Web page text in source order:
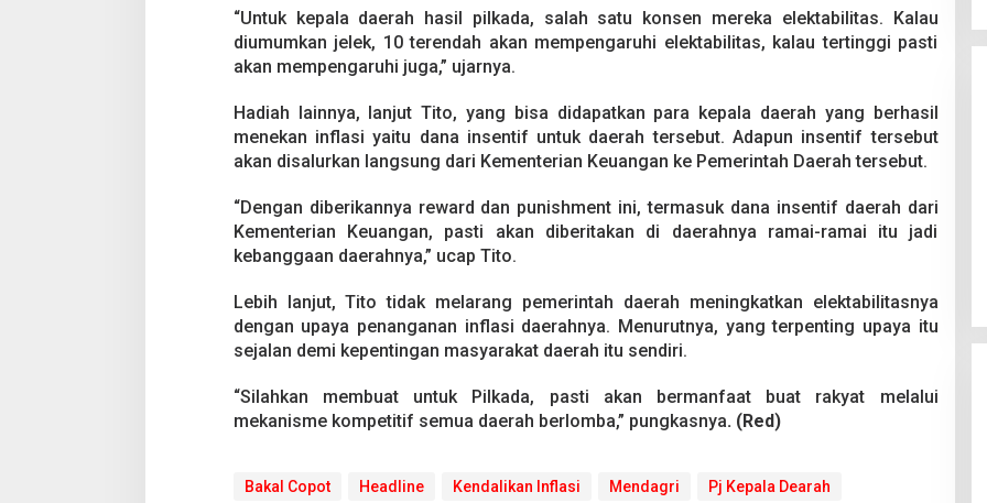
y
a
g
i
d
a
a
m
p
K
n
d
l
i
I
“Untuk kepala daerah hasil pilkada, salah satu konsen mereka elektabilitas. Kalau
diumumkan jelek, 10 terendah akan mempengaruhi elektabilitas, kalau tertinggi pasti
akan mempengaruhi juga,” ujarnya.
Hadiah lainnya, lanjut Tito, yang bisa didapatkan para kepala daerah yang berhasil
menekan inflasi yaitu dana insentif untuk daerah tersebut. Adapun insentif tersebut
akan disalurkan langsung dari Kementerian Keuangan ke Pemerintah Daerah tersebut.
“Dengan diberikannya reward dan punishment ini, termasuk dana insentif daerah dari
Kementerian Keuangan, pasti akan diberitakan di daerahnya ramai-ramai itu jadi
kebanggaan daerahnya,” ucap Tito.
Lebih lanjut, Tito tidak melarang pemerintah daerah meningkatkan elektabilitasnya
dengan upaya penanganan inflasi daerahnya. Menurutnya, yang terpenting upaya itu
sejalan demi kepentingan masyarakat daerah itu sendiri.
“Silahkan membuat untuk Pilkada, pasti akan bermanfaat buat rakyat melalui
mekanisme kompetitif semua daerah berlomba,” pungkasnya. (Red)
Bakal Copot Headline Kendalikan Inflasi Mendagri
Pj Kepala Dearah
Pesta Pernikahan Berakhir
Mencekam, Mahasiswa Ditikam